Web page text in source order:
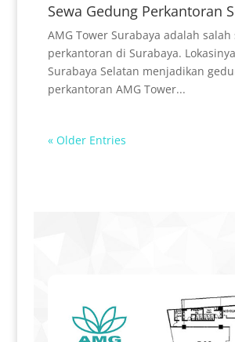
Sewa Gedung Perkantoran
AMG Tower Surabaya adalah
perkantoran di Surabaya.
Surabaya Selatan menjadikan
perkantoran AMG Tower...
« Older Entries